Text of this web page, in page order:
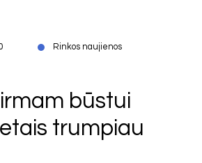
Rinkos naujienos
būstui
trumpiau